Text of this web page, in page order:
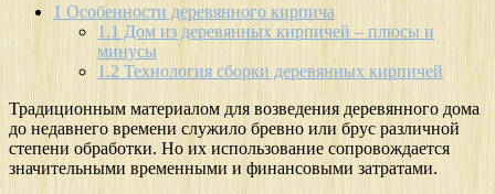
1 Особенности деревянного кирпича
1.1 Дом из деревянных кирпичей – плюсы и
минусы
1.2 Технология сборки деревянных кирпичей
Традиционным материалом для возведения деревянного дома
до недавнего времени служило бревно или брус различной
степени обработки. Но их использование сопровождается
значительными временными и финансовыми затратами.